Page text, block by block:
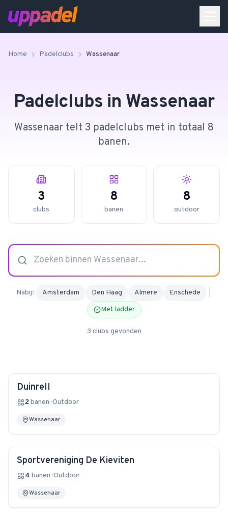
4.9van 128 reviews
Home Padelclubs Wassenaar
Padelclubs in Wassenaar
Wassenaar telt 3 padelclubs met in totaal 8
banen.
3
clubs
8
banen
8
outdoor
Nabij: Amsterdam Den Haag Almere Enschede
Met ladder
3 clubs gevonden
Duinrell
2banen ·Outdoor
Wassenaar
Sportvereniging De Kieviten
4 banen ·Outdoor
Wassenaar